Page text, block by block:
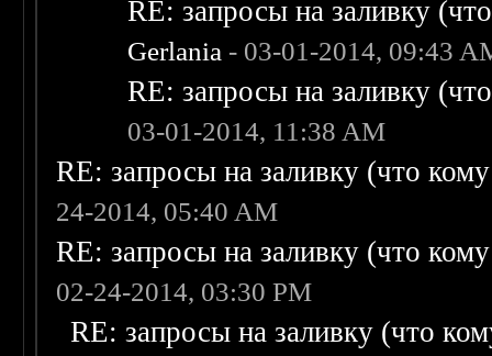
RE: запросы на заливку
Gerlania - 03-01-2014, 09:43
RE: запросы на заливку
03-01-2014, 11:38 AM
RE: запросы на заливку (что
24-2014, 05:40 AM
RE: запросы на заливку (что
02-24-2014, 03:30 PM
RE: запросы на заливку (что